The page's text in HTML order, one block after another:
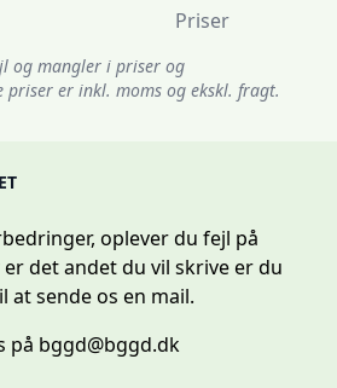
Priser
og mangler i priser og
er inkl. moms og ekskl. fragt.
oplever du fejl på
det andet du vil skrive er du
at sende os en mail.
på bggd@bggd.dk